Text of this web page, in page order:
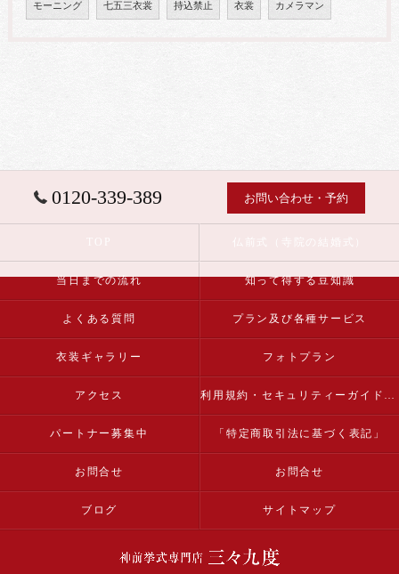
モーニング 七五三衣裳 持込禁止 衣裳 カメラマン
0120-339-389 お問い合わせ・予約
当日までの流れ 知って得する豆知識
よくある質問 プラン及び各種サービス
衣装ギャラリー フォトプラン
アクセス 利用規約・セキュリティーガイドライン
パートナー募集中 「特定商取引法に基づく表記」
お問合せ お問合せ
ブログ サイトマップ